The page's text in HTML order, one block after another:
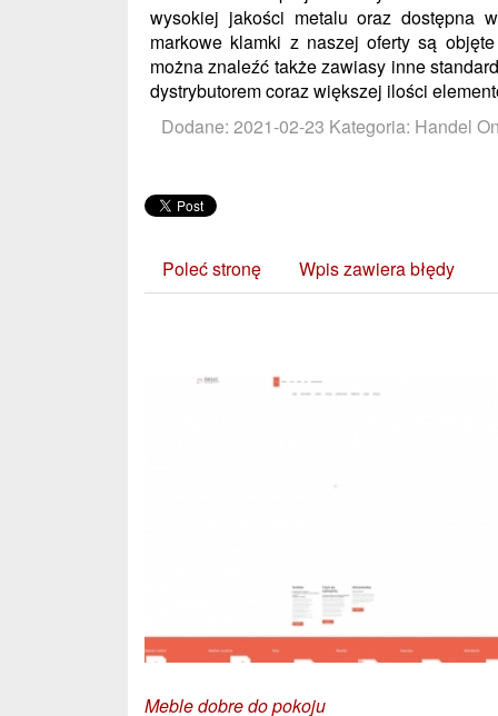
wysokiej jakości metalu oraz dostępna
markowe klamki z naszej oferty są
można znaleźć także zawiasy inne
dystrybutorem coraz większej ilości
Dodane: 2021-02-23 Kategoria: Handel
Poleć stronę Wpis zawiera błędy
Meble dobre do pokoju